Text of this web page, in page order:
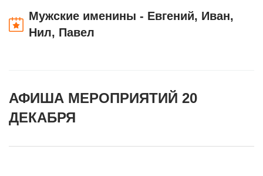
Мужские именины - Евгений, Иван,
Нил, Павел
АФИША МЕРОПРИЯТИЙ 20
ДЕКАБРЯ